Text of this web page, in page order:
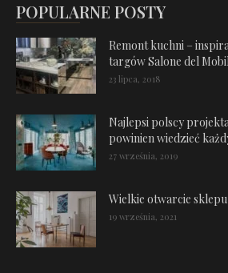
POPULARNE POSTY
Remont kuchni –
targów Salone del
23 lipca, 2018
Najlepsi polscy
powinien wiedzieć
27 września, 2019
Wielkie otwarcie
19 września, 2021